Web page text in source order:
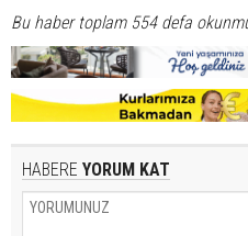
Bu haber toplam 554 defa
HABERE YORUM KAT